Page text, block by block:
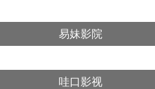
易妹影院
哇口影视